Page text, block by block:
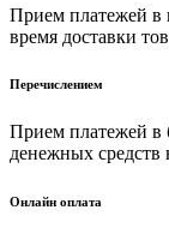
Прием платежей в
время доставки
Перечислением
Прием платежей в
денежных средств
Онлайн оплата